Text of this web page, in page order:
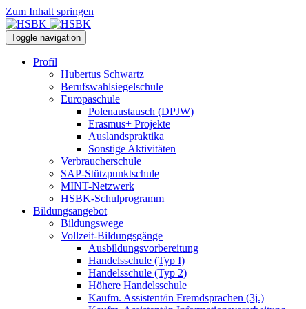
Zum Inhalt springen
Toggle navigation
Profil
Hubertus Schwartz
Berufswahlsiegelschule
Europaschule
Polenaustausch (DPJW)
Erasmus+ Projekte
Auslandspraktika
Sonstige Aktivitäten
Verbraucherschule
SAP-Stützpunktschule
MINT-Netzwerk
HSBK-Schulprogramm
Bildungsangebot
Bildungswege
Vollzeit-Bildungsgänge
Ausbildungsvorbereitung
Handelsschule (Typ I)
Handelsschule (Typ 2)
Höhere Handelsschule
Kaufm. Assistent/in­ Fremdsprachen (3j.)